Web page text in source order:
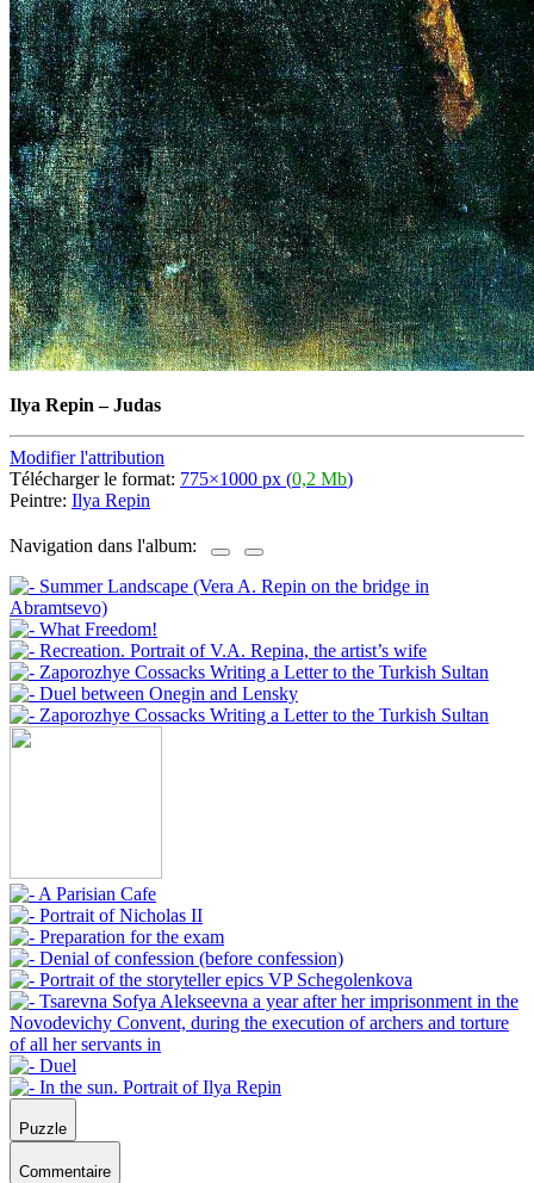
Ilya Repin –Judas
Modifier l'attribution
Télécharger le format: 775×1000 px (0,2 Mb)
Peintre: Ilya Repin
Navigation dans l'album:
Puzzle
Commentaire